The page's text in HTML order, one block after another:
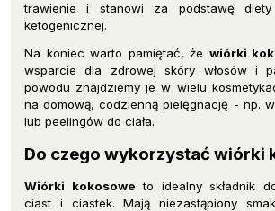
trawienie i stanowi za podstawę diety
ketogenicznej.
Na koniec warto pamiętać, że wiórki
wsparcie dla zdrowej skóry włosów i
powodu znajdziemy je w wielu
na domową, codzienną pielęgnację - np.
lub peelingów do ciała.
Do czego wykorzystać wiórki
Wiórki kokosowe to idealny składnik
ciast i ciastek. Mają niezastąpiony